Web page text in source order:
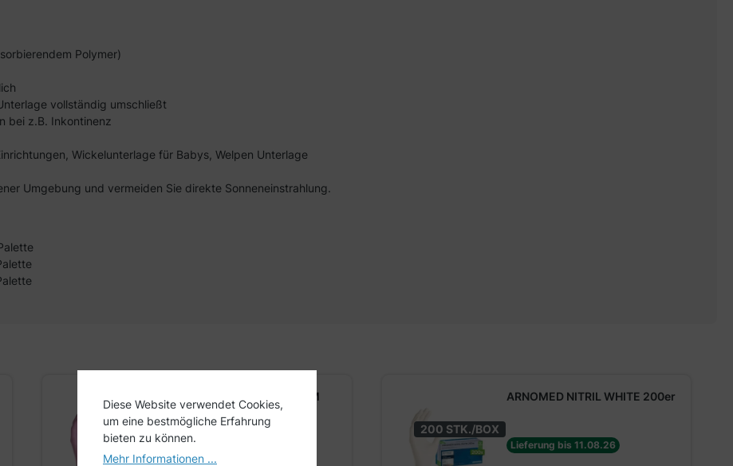
Polymer)
vollständig umschließt
bei z.B. Inkontinenz
Wickelunterlage für Babys, Welpen Unterlage
Umgebung und vermeiden Sie direkte Sonneneinstrahlung.
ARNOMED NITRIL BLOSSOM
ROSE
Lieferung bis 11.08.26
200 STK./BOX
ARNOMED NITRIL WHITE 200er
Lieferung bis 11.08.26
Diese Website verwendet Cookies,
um eine bestmögliche Erfahrung
bieten zu können.
Mehr Informationen ...